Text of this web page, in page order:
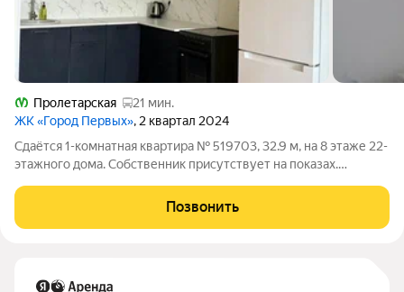
Пролетарская
21 мин.
ЖК «Город Первых», 2 квартал 2024
Сдаётся 1-комнатная квартира № 519703, 32.9 м, на 8 этаже 22-
этажного дома. Собственник присутствует на показах.
оплачиваются отдельно. По условиям проживания: можно с
детьми, без питомцев. Из
Позвонить